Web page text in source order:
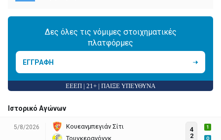
Δες όλες τις νόμιμες στοιχηματικές
πλατφόρμες
ΕΓΓΡΑΦΗ
ΕΕΕΠ | 21+ | ΠΑΙΞΕ ΥΠΕΥΘΥΝΑ
Ιστορικό Αγώνων
5/8/2026
Κουεανμπεγιάν Σίτι
Τουγκερανόνγκ
4
2
1
O